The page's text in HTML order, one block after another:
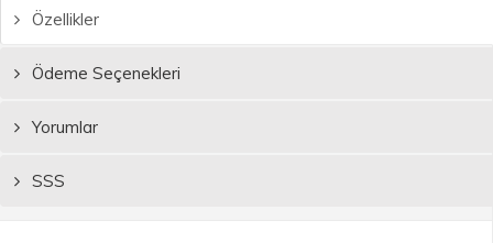
Özellikler
Ödeme Seçenekleri
Yorumlar
SSS